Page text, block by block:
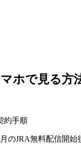
ホで見る方
JRA無料配信開